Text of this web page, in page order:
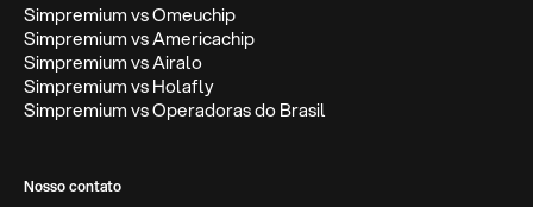
Simpremium vs Omeuchip
Simpremium vs Americachip
Simpremium vs Airalo
Simpremium vs Holafly
Simpremium vs Operadoras do Brasil
Nosso contato